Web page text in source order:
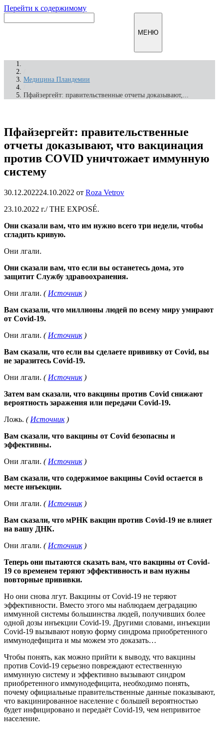
Перейти к содержимому
МЕНЮ
Медицина Пландемии
Пфайзергейт: правительственные отчеты доказывают,...
Пфайзергейт: правительственные
отчеты доказывают, что вакцинация
против COVID уничтожает иммунную
систему
30.12.202224.10.2022 от Roza Vetrov
23.10.2022 г./ THE EXPOSÉ.
Они сказали вам, что им нужно всего три недели, чтобы
сгладить кривую.
Они лгали.
Они сказали вам, что если вы останетесь дома, это
защитит Службу здравоохранения.
Они лгали. ( Источник)
Вам сказали, что миллионы людей по всему миру умирают
от Covid-19.
Они лгали. ( Источник)
Вам сказали, что если вы сделаете прививку от Covid, вы
не заразитесь Covid-19.
Они лгали. ( Источник)
Затем вам сказали, что вакцины против Covid снижают
вероятность заражения или передачи Covid-19.
Ложь. ( Источник)
Вам сказали, что вакцины от Covid безопасны и
эффективны.
Они лгали. ( Источник)
Вам сказали, что содержимое вакцины Covid остается в
месте инъекции.
Они лгали. ( Источник)
Вам сказали, что мРНК вакцин против Covid-19 не влияет
на вашу ДНК.
Они лгали. ( Источник)
Теперь они пытаются сказать вам, что вакцины от Covid-
19 со временем теряют эффективность и вам нужны
повторные прививки.
Но они снова лгут. Вакцины от Covid-19 не теряют
эффективности. Вместо этого мы наблюдаем деградацию
иммунной системы большинства людей, получивших более
одной дозы инъекции Covid-19. Другими словами, инъекции
Covid-19 вызывают новую форму синдрома приобретенного
иммунодефицита и мы можем это доказать…
Чтобы понять, как можно прийти к выводу, что вакцины
против Covid-19 серьезно повреждают естественную
иммунную систему и эффективно вызывают синдром
приобретенного иммунодефицита, необходимо понять,
почему официальные правительственные данные показывают,
что вакцинированное население с большей вероятностью
будет инфицировано и передаёт Covid-19, чем непривитое
население.